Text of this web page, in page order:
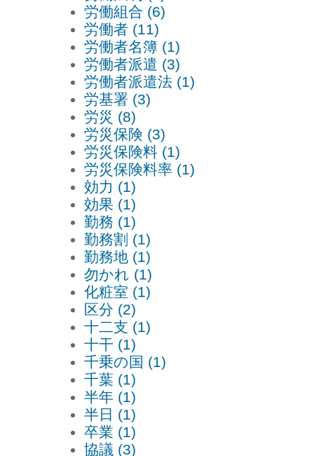
労働組合 (6)
労働者 (11)
労働者名簿 (1)
労働者派遣 (3)
労働者派遣法 (1)
労基署 (3)
労災 (8)
労災保険 (3)
労災保険料 (1)
労災保険料率 (1)
効力 (1)
効果 (1)
勤務 (1)
勤務割 (1)
勤務地 (1)
勿かれ (1)
化粧室 (1)
区分 (2)
十二支 (1)
十干 (1)
千乗の国 (1)
千葉 (1)
半年 (1)
半日 (1)
卒業 (1)
協議 (3)